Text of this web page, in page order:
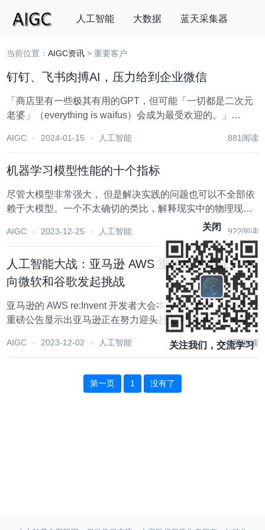
人工智能 大数据 蓝天采集器
搜索
当前位置：AIGC资讯 > 重要客户
钉钉、飞书肉搏AI，压力给到企业微信
「商店里有一些极其有用的GPT，但可能「一切都是二次元
老婆」（everything is waifus）会成为最受欢迎的。」
在说明二次元文化在当今社会中的影响力。 行业等待已久的
AIGC 2024-01-15 人工智能 881阅读
机器学习模型性能的十个指标
尽管大模型非常强大， 但是解决实践的问题也可以不全部依
赖于大模型。一个不太确切的类比，解释现实中的物理现
象，未必要用到量子力学。有些相对简单的问题，或许一个
统计分布就足够了。对机器学习而言， 也不用言必深度学习
与神经网络，关键在于明确问题的边界。 那么在...
AIGC 2023-12-25 人工智能 922阅读
人工智能大战：亚马逊 AWS 重磅投入生成式 AI
向微软和谷歌发起挑战
亚马逊的 AWS re:Invent 开发者大会本周拉开帷幕，一系列
重磅公告显示出亚马逊正在努力迎头赶上 AI 领域的佼佼者和
（AWS）业务的年度展示窗口，今年的会议重点放在了生成
AIGC 2023-12-02 人工智能 875阅读
第一页 1 没有了
关闭
关注我们，交流学习